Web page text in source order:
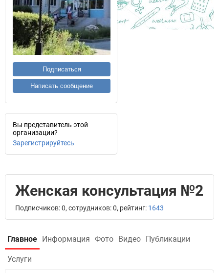
Подписаться
Написать сообщение
Вы представитель этой
организации?
Зарегистрируйтесь
Женская консультация №2
Подписчиков: 0, сотрудников: 0, рейтинг: 1643
Главное Информация Фото Видео Публикации
Услуги